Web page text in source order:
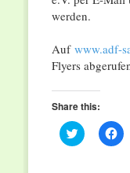
werden.
Auf www.adf-
Flyers
Share this:
Click
to to